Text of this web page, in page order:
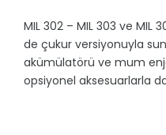
MIL 302 – MIL 303 ve
de çukur versiyonuyla
akümülatörü ve mum
opsiyonel aksesuarlarla